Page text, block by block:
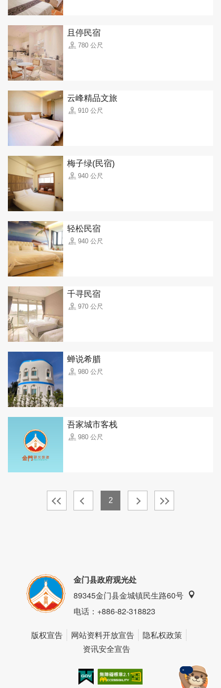
且停民宿
780 公尺
云峰精品文旅
910 公尺
梅子绿(民宿)
940 公尺
轻松民宿
940 公尺
千寻民宿
970 公尺
蝉说希腊
980 公尺
吾家城市客栈
980 公尺
2
金门县政府观光处
89345金门县金城镇民生路60号
电话：+886-82-318823
版权宣告 网站资料开放宣告
隐私权政策
资讯安全宣告